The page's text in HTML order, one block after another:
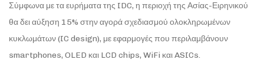
Σύμφωνα με τα ευρήματα της IDC, η περιοχή της Ασίας-Ειρηνικού
θα δει αύξηση 15% στην αγορά σχεδιασμού ολοκληρωμένων
κυκλωμάτων (IC design), με εφαρμογές που περιλαμβάνουν
smartphones, OLED και LCD chips, WiFi και ASICs.